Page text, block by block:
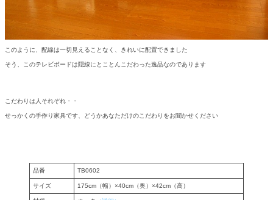
このように、配線は一切見えることなく、きれいに配置できました
そう、このテレビボードは隠線にとことんこだわった逸品なのであります
こだわりは人それぞれ・・
せっかくの手作り家具です、どうかあなただけのこだわりをお聞かせください
品番 TB0602
サイズ 175cm（幅）×40cm（奥）×42cm（高）